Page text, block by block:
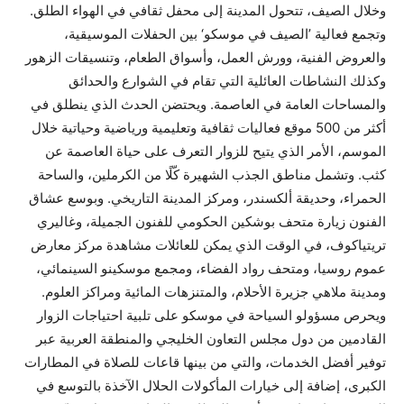
وخلال الصيف، تتحول المدينة إلى محفل ثقافي في الهواء الطلق.
وتجمع فعالية ’الصيف في موسكو‘ بين الحفلات الموسيقية،
والعروض الفنية، وورش العمل، وأسواق الطعام، وتنسيقات الزهور
وكذلك النشاطات العائلية التي تقام في الشوارع والحدائق
والمساحات العامة في العاصمة. ويحتضن الحدث الذي ينطلق في
أكثر من 500 موقع فعاليات ثقافية وتعليمية ورياضية وحياتية خلال
الموسم، الأمر الذي يتيح للزوار التعرف على حياة العاصمة عن
كثب. وتشمل مناطق الجذب الشهيرة كّلًا من الكرملين، والساحة
الحمراء، وحديقة ألكسندر، ومركز المدينة التاريخي. وبوسع عشاق
الفنون زيارة متحف بوشكين الحكومي للفنون الجميلة، وغاليري
تريتياكوف، في الوقت الذي يمكن للعائلات مشاهدة مركز معارض
عموم روسيا، ومتحف رواد الفضاء، ومجمع موسكينو السينمائي،
ومدينة ملاهي جزيرة الأحلام، والمتنزهات المائية ومراكز العلوم.
ويحرص مسؤولو السياحة في موسكو على تلبية احتياجات الزوار
القادمين من دول مجلس التعاون الخليجي والمنطقة العربية عبر
توفير أفضل الخدمات، والتي من بينها قاعات للصلاة في المطارات
الكبرى، إضافة إلى خيارات المأكولات الحلال الآخذة بالتوسع في